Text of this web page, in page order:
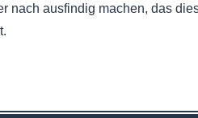
nach ausfindig machen, das